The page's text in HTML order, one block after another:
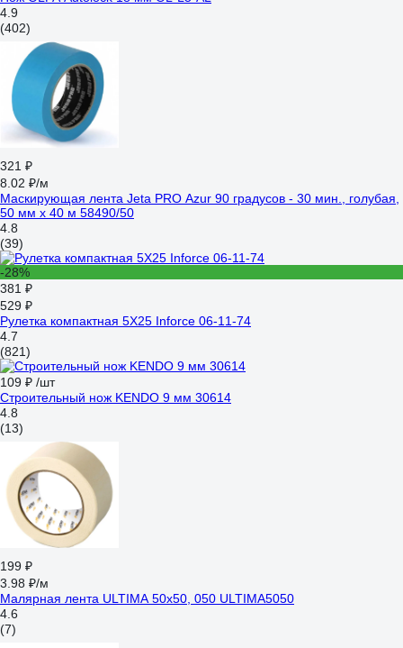
4.9
(402)
321 ₽
8.02 ₽/м
Маскирующая лента Jeta PRO Azur 90 градусов - 30 мин., голубая,
50 мм х 40 м 58490/50
4.8
(39)
-28%
381 ₽
529 ₽
Рулетка компактная 5Х25 Inforce 06-11-74
4.7
(821)
109 ₽ /шт
Строительный нож KENDO 9 мм 30614
4.8
(13)
199 ₽
3.98 ₽/м
Малярная лента ULTIMA 50x50, 050 ULTIMA5050
4.6
(7)